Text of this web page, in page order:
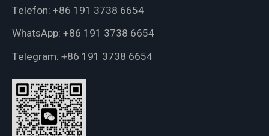
Telefon: +86 191 3738 6654
WhatsApp: +86 191 3738 6654
Telegram: +86 191 3738 6654